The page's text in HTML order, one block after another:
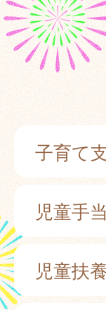
子育て
児童手当
児童扶